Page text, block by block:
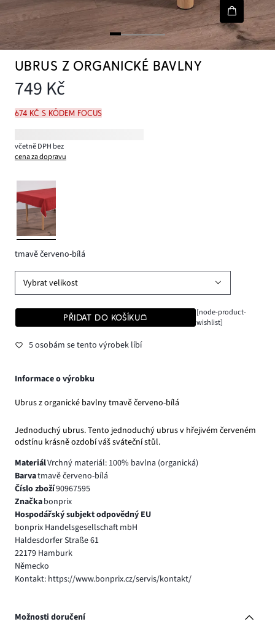
UBRUS Z ORGANICKÉ BAVLNY
749 Kč
674 Kč s kódem FOCUS
včetně DPH bez
cena za dopravu
tmavě červeno-bílá
Vybrat velikost
PŘIDAT DO KOŠÍKU
[node-product-
wishlist]
5 osobám se tento výrobek líbí
Informace o výrobku
Ubrus z organické bavlny tmavě červeno-bílá
Jednoduchý ubrus. Tento jednoduchý ubrus v hřejivém červeném
odstínu krásně ozdobí váš sváteční stůl.
MateriálVrchný materiál: 100% bavlna (organická)
Barvatmavě červeno-bílá
Číslo zboží90967595
Značkabonprix
Hospodářský subjekt odpovědný EU
bonprix Handelsgesellschaft mbH
Haldesdorfer Straße 61
22179 Hamburk
Německo
Kontakt: https://www.bonprix.cz/servis/kontakt/
Možnosti doručení